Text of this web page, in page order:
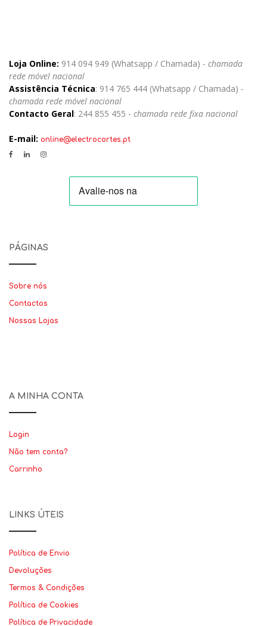
Loja Online: 914 094 949 (Whatsapp / Chamada) - chamada
rede móvel nacional
Assistência Técnica: 914 765 444 (Whatsapp / Chamada) -
chamada rede móvel nacional
Contacto Geral: 244 855 455 - chamada rede fixa nacional
E-mail: online@electrocortes.pt
PÁGINAS
Sobre nós
Contactos
Nossas Lojas
A MINHA CONTA
Login
Não tem conta?
Carrinho
LINKS ÚTEIS
Política de Envio
Devoluções
Termos & Condições
Política de Cookies
Política de Privacidade